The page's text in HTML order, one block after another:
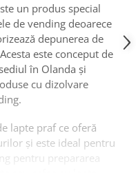
un produs special
de vending deoarece
depunerea de
este conceput de
în Olanda și
cu dizolvare
lapte praf ce oferă
și este ideal pentru
pentru prepararea